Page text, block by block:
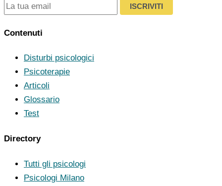
ISCRIVITI
Contenuti
Disturbi psicologici
Psicoterapie
Articoli
Glossario
Test
Directory
Tutti gli psicologi
Psicologi Milano